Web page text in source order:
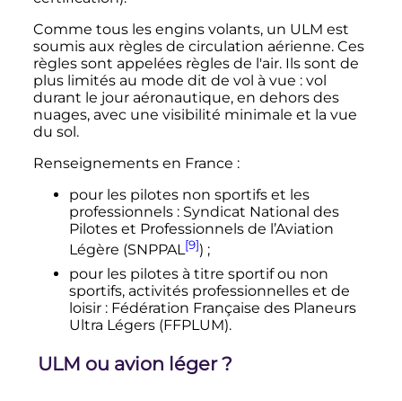
Comme tous les engins volants, un ULM est
soumis aux règles de circulation aérienne. Ces
règles sont appelées règles de l'air. Ils sont de
plus limités au mode dit de vol à vue : vol
durant le jour aéronautique, en dehors des
nuages, avec une visibilité minimale et la vue
du sol.
Renseignements en France :
pour les pilotes non sportifs et les
professionnels : Syndicat National des
Pilotes et Professionnels de l’Aviation
Légère (SNPPAL[9]) ;
pour les pilotes à titre sportif ou non
sportifs, activités professionnelles et de
loisir : Fédération Française des Planeurs
Ultra Légers (FFPLUM).
ULM ou avion léger ?